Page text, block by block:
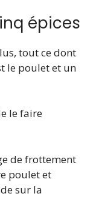
épices
tout ce dont
le poulet et un
le faire
de frottement
poulet et
sur la